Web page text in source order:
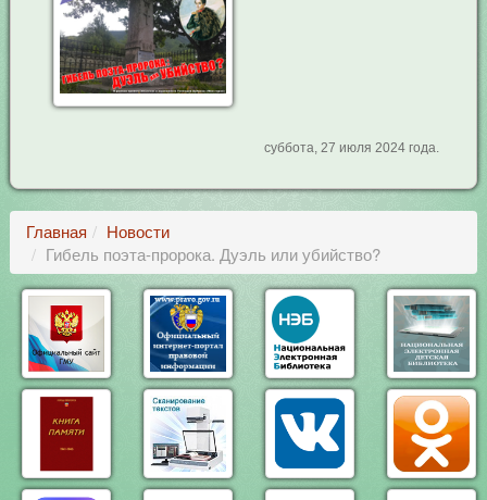
суббота, 27 июля 2024 года.
Главная
Новости
Гибель поэта-пророка. Дуэль или убийство?